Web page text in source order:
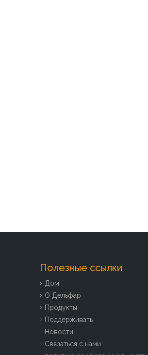
Полезные ссылки
Дом
О Дельфар
Продукты
Поддерживать
Новости
Связаться с нами